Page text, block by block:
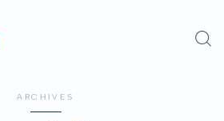
ARCHIVES